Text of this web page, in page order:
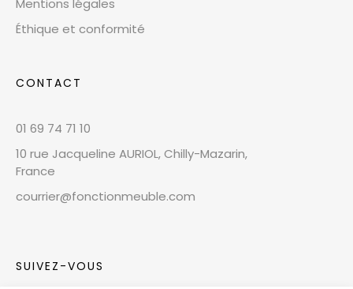
Éthique et conformité
CONTACT
01 69 74 71 10
10 rue Jacqueline AURIOL, Chilly-Mazarin,
France
courrier@fonctionmeuble.com
SUIVEZ-VOUS